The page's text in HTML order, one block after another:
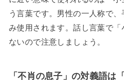
う言葉です。男性の一人称で
み使用されます。話し言葉で
ないので注意しましょう。
「不肖の息子」の対義語は